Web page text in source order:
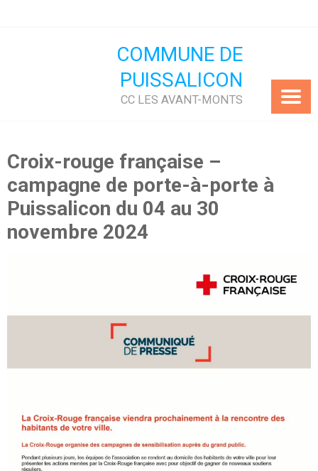
COMMUNE DE
PUISSALICON
CC LES AVANT-MONTS
Croix-rouge française –
campagne de porte-à-porte à
Puissalicon du 04 au 30
novembre 2024